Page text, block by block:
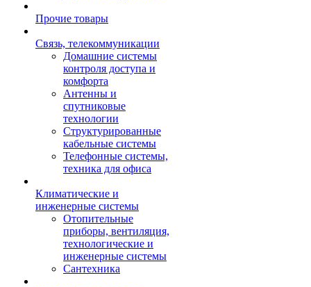
Прочие товары
Связь, телекоммуникации
Домашние системы
контроля доступа и
комфорта
Антенны и
спутниковые
технологии
Структурированные
кабельные системы
Телефонные системы,
техника для офиса
Климатические и
инженерные системы
Отопительные
приборы, вентиляция,
технологические и
инженерные системы
Сантехника